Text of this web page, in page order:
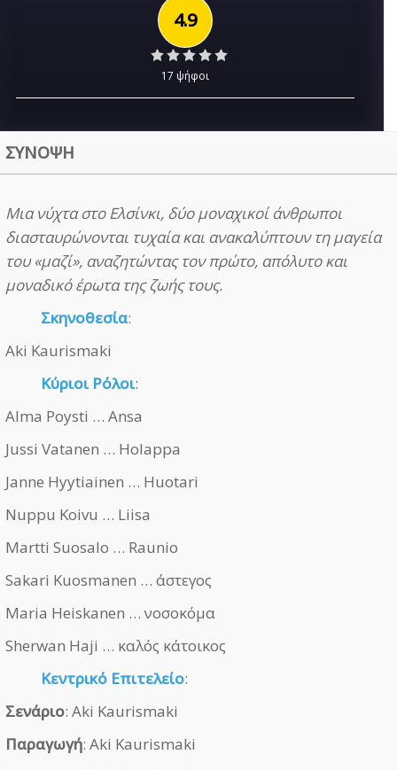
4.9
17 ψήφοι
ΣΥΝΟΨΗ
Μια νύχτα στο Ελσίνκι, δύο μοναχικοί άνθρωποι
διασταυρώνονται τυχαία και ανακαλύπτουν τη μαγεία
του «μαζί», αναζητώντας τον πρώτο, απόλυτο και
μοναδικό έρωτα της ζωής τους.
Σκηνοθεσία:
Aki Kaurismaki
Κύριοι Ρόλοι:
Alma Poysti … Ansa
Jussi Vatanen … Holappa
Janne Hyytiainen … Huotari
Nuppu Koivu … Liisa
Martti Suosalo … Raunio
Sakari Kuosmanen … άστεγος
Maria Heiskanen … νοσοκόμα
Sherwan Haji … καλός κάτοικος
Κεντρικό Επιτελείο:
Σενάριο: Aki Kaurismaki
Παραγωγή: Aki Kaurismaki